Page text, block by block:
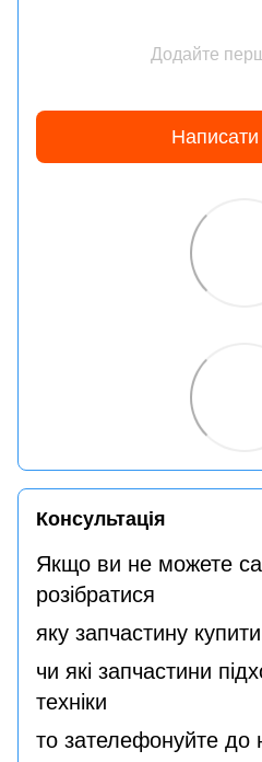
Додайте
Написати
Консультація
Якщо ви не можете
розібратися
яку запчастину
чи які запчастини
техніки
то зателефонуйте